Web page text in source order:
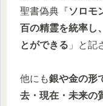
聖書偽典『ソロモ
百の精霊を統率し
とができる 」と記
他にも銀や金の形
去・現在・未来の